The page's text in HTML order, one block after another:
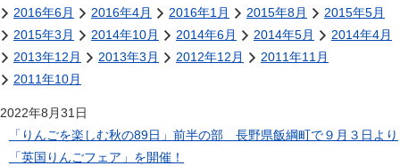
2016年6月
2016年4月 2016年1月 2015年8月
2015年5月
2015年3月
2014年10月 2014年6月 2014年5月
2014年4月
2013年12月
2013年3月 2012年12月
2011年11月
2011年10月
2022年8月31日
「りんごを楽しむ秋の89日」前半の部 長野県飯綱町で９月３日より
「英国りんごフェア」を開催！